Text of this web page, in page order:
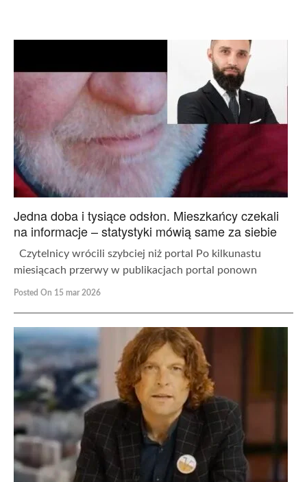
Jedna doba i tysiące odsłon. Mieszkańcy czekali
na informacje – statystyki mówią same za siebie
Czytelnicy wrócili szybciej niż portal Po kilkunastu
miesiącach przerwy w publikacjach portal ponown
Posted On 15 mar 2026